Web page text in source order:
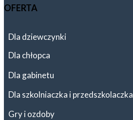
OFERTA
Dla dziewczynki
Dla chłopca
Dla gabinetu
Dla szkolniaczka i przedszkolaczka
Gry i ozdoby